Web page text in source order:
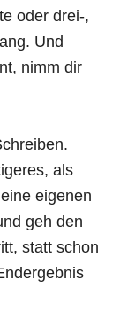
oder drei-,
Und
nimm dir
als
eigenen
geh den
statt schon